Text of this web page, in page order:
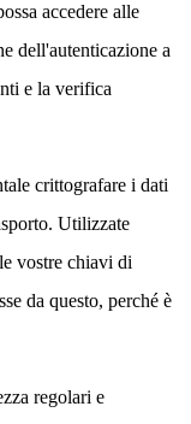
accedere alle
dell'autenticazione a
e la verifica
crittografare i dati
Utilizzate
vostre chiavi di
da questo, perché è
regolari e